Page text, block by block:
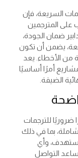
السريعة، فإن
على المترجمين
ضمان الجودة،
يضمن أن تكون
من الأخطاء. يعد
أمرًا أساسيًا
الضيقة.
ضروريًا للترجمات
بما في ذلك
وأي
التواصل